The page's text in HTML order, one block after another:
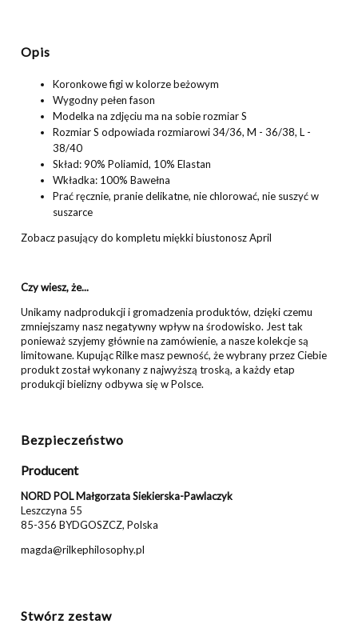
Opis
Koronkowe figi w kolorze beżowym
Wygodny pełen fason
Modelka na zdjęciu ma na sobie rozmiar S
Rozmiar S odpowiada rozmiarowi 34/36, M - 36/38, L -
38/40
Skład: 90% Poliamid, 10% Elastan
Wkładka: 100% Bawełna
Prać ręcznie, pranie delikatne, nie chlorować, nie suszyć w
suszarce
Zobacz pasujący do kompletu miękki biustonosz April
Czy wiesz, że...
Unikamy nadprodukcji i gromadzenia produktów, dzięki czemu
zmniejszamy nasz negatywny wpływ na środowisko. Jest tak
ponieważ szyjemy głównie na zamówienie, a nasze kolekcje są
limitowane. Kupując Rilke masz pewność, że wybrany przez Ciebie
produkt został wykonany z najwyższą troską, a każdy etap
produkcji bielizny odbywa się w Polsce.
Bezpieczeństwo
Producent
NORD POL Małgorzata Siekierska-Pawlaczyk
Leszczyna 55
85-356 BYDGOSZCZ, Polska
magda@rilkephilosophy.pl
Stwórz zestaw